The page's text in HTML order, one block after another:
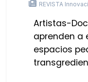
REVISTA
Artistas-
aprenden a
espacios